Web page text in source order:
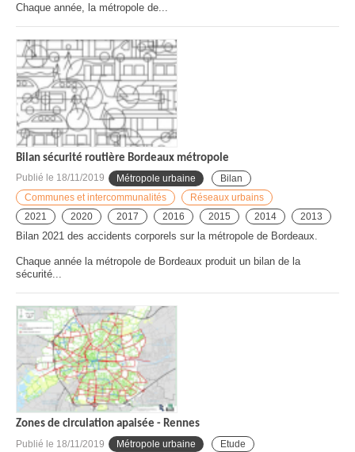
Chaque année, la métropole de...
Bilan sécurité routière Bordeaux métropole
Publié le 18/11/2019 Métropole urbaine
Bilan
Communes et intercommunalités
Réseaux urbains
2021
2020 2017 2016 2015 2014 2013
Bilan 2021 des accidents corporels sur la métropole de Bordeaux.
Chaque année la métropole de Bordeaux produit un bilan de la
sécurité...
Zones de circulation apaisée - Rennes
Publié le 18/11/2019 Métropole urbaine
Etude